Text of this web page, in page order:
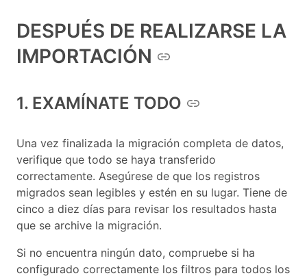
DESPUÉS DE REALIZARSE LA
IMPORTACIÓN
1. EXAMÍNATE TODO
Una vez finalizada la migración completa de datos,
verifique que todo se haya transferido
correctamente. Asegúrese de que los registros
migrados sean legibles y estén en su lugar. Tiene de
cinco a diez días para revisar los resultados hasta
que se archive la migración.
Si no encuentra ningún dato, compruebe si ha
configurado correctamente los filtros para todos los